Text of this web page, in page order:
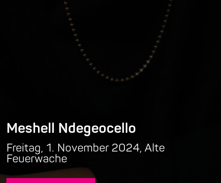
Meshell Ndegeocello
Freitag, 1. November 2024, Alte
Feuerwache